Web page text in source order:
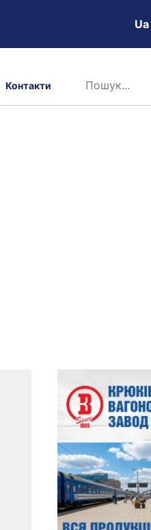
Ua
Контакти